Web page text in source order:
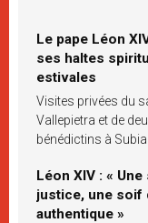
Le pape Léon
ses haltes
estivales
Visites privées du
Vallepietra et de
bénédictins à
Léon XIV : «
justice, une soif
authentique »